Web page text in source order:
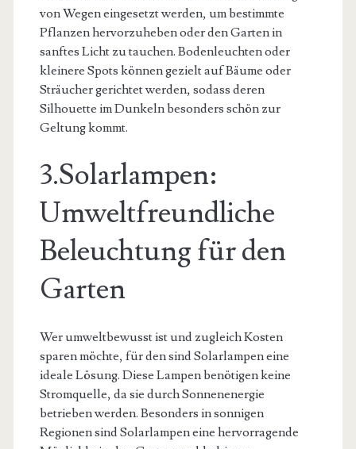
von Wegen eingesetzt werden, um bestimmte
Pflanzen hervorzuheben oder den Garten in
sanftes Licht zu tauchen. Bodenleuchten oder
kleinere Spots können gezielt auf Bäume oder
Sträucher gerichtet werden, sodass deren
Silhouette im Dunkeln besonders schön zur
Geltung kommt.
3.Solarlampen:
Umweltfreundliche
Beleuchtung für den
Garten
Wer umweltbewusst ist und zugleich Kosten
sparen möchte, für den sind Solarlampen eine
ideale Lösung. Diese Lampen benötigen keine
Stromquelle, da sie durch Sonnenenergie
betrieben werden. Besonders in sonnigen
Regionen sind Solarlampen eine hervorragende